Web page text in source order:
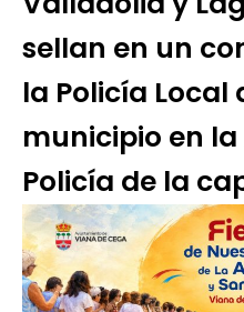
sellan en un
la Policía Local
municipio en
Policía de la